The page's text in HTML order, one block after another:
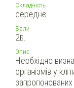
Складність
середнє
Бали
2Б.
Опис
Необхідно
організмів у
запропонованих